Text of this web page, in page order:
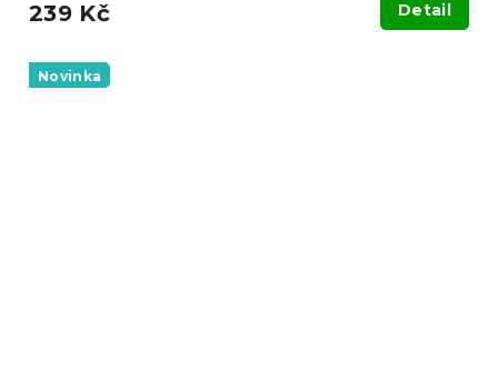
239 Kč Detail
Novinka